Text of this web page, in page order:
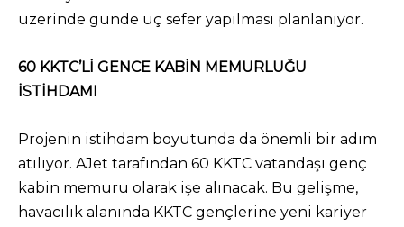
üzerinde günde üç sefer yapılması planlanıyor.
60 KKTC’Lİ GENCE KABİN MEMURLUĞU
İSTİHDAMI
Projenin istihdam boyutunda da önemli bir adım
atılıyor. AJet tarafından 60 KKTC vatandaşı genç
kabin memuru olarak işe alınacak. Bu gelişme,
havacılık alanında KKTC gençlerine yeni kariyer